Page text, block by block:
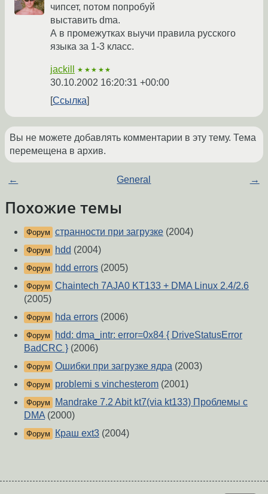
чипсет, потом попробуй
выставить dma.
А в промежутках выучи правила русского
языка за 1-3 класс.
jackill ★★★★★
30.10.2002 16:20:31 +00:00
Ссылка
Вы не можете добавлять комментарии в эту тему. Тема
перемещена в архив.
← General →
Похожие темы
Форум странности при загрузке (2004)
Форум hdd (2004)
Форум hdd errors (2005)
Форум Chaintech 7AJA0 KT133 + DMA Linux 2.4/2.6
(2005)
Форум hda errors (2006)
Форум
hdd: dma_intr: error=0x84 { DriveStatusError
BadCRC } (2006)
Форум Ошибки при загрузке ядра (2003)
Форум problemi s vinchesterom (2001)
Форум
Mandrake 7.2 Abit kt7(via kt133) Проблемы с
DMA (2000)
Форум Краш ext3 (2004)